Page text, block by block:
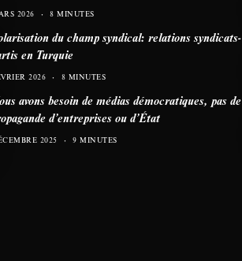
2026 8 MINUTES
du champ syndical: relations syndicats-
en Turquie
2026 8 MINUTES
avons besoin de médias démocratiques, pas de
d’entreprises ou d’État
2025 9 MINUTES